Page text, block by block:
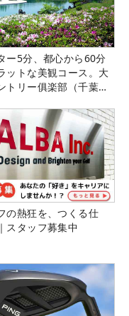
ー5分、都心から60分
ットな美観コース。大
トリー俱楽部（千葉
の熱狂を、つくる仕
スタッフ募集中